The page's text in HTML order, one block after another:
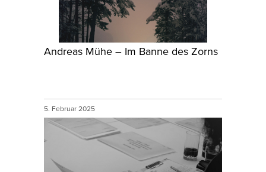
Andreas Mühe – Im Banne des Zorns
5. Februar 2025